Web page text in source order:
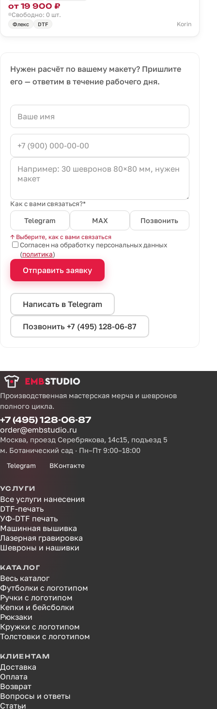
от 19 900 ₽
Свободно: 0 шт.
Флекс DTF Korin
Нужен расчёт по вашему макету? Пришлите
его — ответим в течение рабочего дня.
Как с вами связаться?*
Telegram MAX Позвонить
↑ Выберите, как с вами связаться
Согласен на обработку персональных данных
(политика)
Отправить заявку
Написать в Telegram
Позвонить +7 (495) 128-06-87
Производственная мастерская мерча и шевронов
полного цикла.
+7 (495) 128-06-87
order@embstudio.ru
Москва, проезд Серебрякова, 14с15, подъезд 5
м. Ботанический сад · Пн–Пт 9:00–18:00
Telegram ВКонтакте
УСЛУГИ
Все услуги нанесения
DTF-печать
УФ-DTF печать
Машинная вышивка
Лазерная гравировка
Шевроны и нашивки
КАТАЛОГ
Весь каталог
Футболки с логотипом
Ручки с логотипом
Кепки и бейсболки
Рюкзаки
Кружки с логотипом
Толстовки с логотипом
КЛИЕНТАМ
Доставка
Оплата
Возврат
Вопросы и ответы
Статьи